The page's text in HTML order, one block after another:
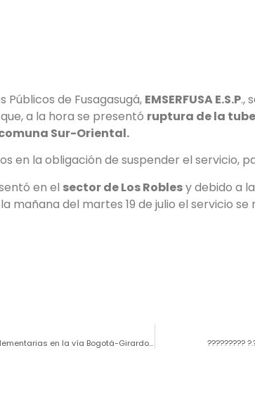
Públicos de Fusagasugá, EMSERFUSA E.S.P.,
a la hora se presentó ruptura de la
Sur-Oriental.
en la obligación de suspender el servicio,
en el sector de Los Roblesy debido a
mañana del martes 19 de julio el servicio
ANI firma ‘otro sí’ por $20.000 millones para obras complementarias en la vía Bogotá-Girardot, la doble calzada Ricaurte-Girardot – Fusagasugá ?????????